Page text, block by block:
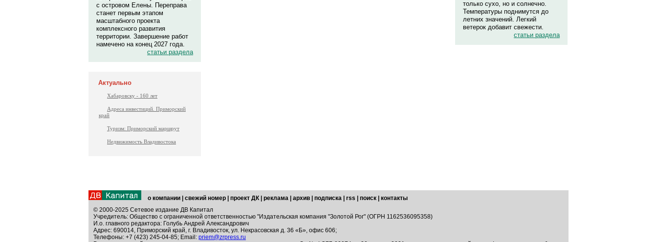
с островом Елены. Переправа
станет первым этапом
масштабного проекта
комплексного развития
территории. Завершение работ
намечено на конец 2027 года.
статьи раздела
Актуально
Хабаровску - 160 лет
Адреса инвестиций. Приморский
край
Туризм: Приморский маршрут
Недвижимость Владивостока
только сухо, но и солнечно.
Температуры поднимутся до
летних значений. Легкий
ветерок добавит свежести.
статьи раздела
о компании свежий номер проект ДК реклама архив подписка rss поиск
контакты
© 2000-2025 Сетевое издание ДВ Капитал
Учредитель: Общество с ограниченной ответственностью "Издательская компания "Золотой Рог" (ОГРН 1162536095358)
И.о. главного редактора: Голубь Андрей Александрович
Адрес: 690014, Приморский край, г. Владивосток, ул. Некрасовская д. 36 «Б», офис 606;
Телефоны: +7 (423) 245-04-85; Email: priem@zrpress.ru